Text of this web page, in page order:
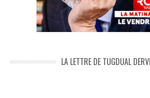
LA LETTRE DE TUGDUAL